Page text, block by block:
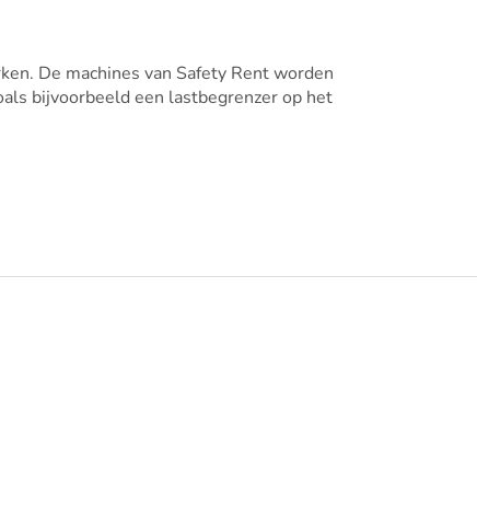
De machines van Safety Rent worden
bijvoorbeeld een lastbegrenzer op het